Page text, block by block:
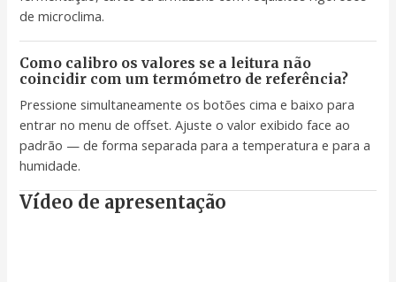
de microclima.
Como calibro os valores se a leitura não
coincidir com um termómetro de referência?
Pressione simultaneamente os botões cima e baixo para
entrar no menu de offset. Ajuste o valor exibido face ao
padrão — de forma separada para a temperatura e para a
humidade.
Vídeo de apresentação